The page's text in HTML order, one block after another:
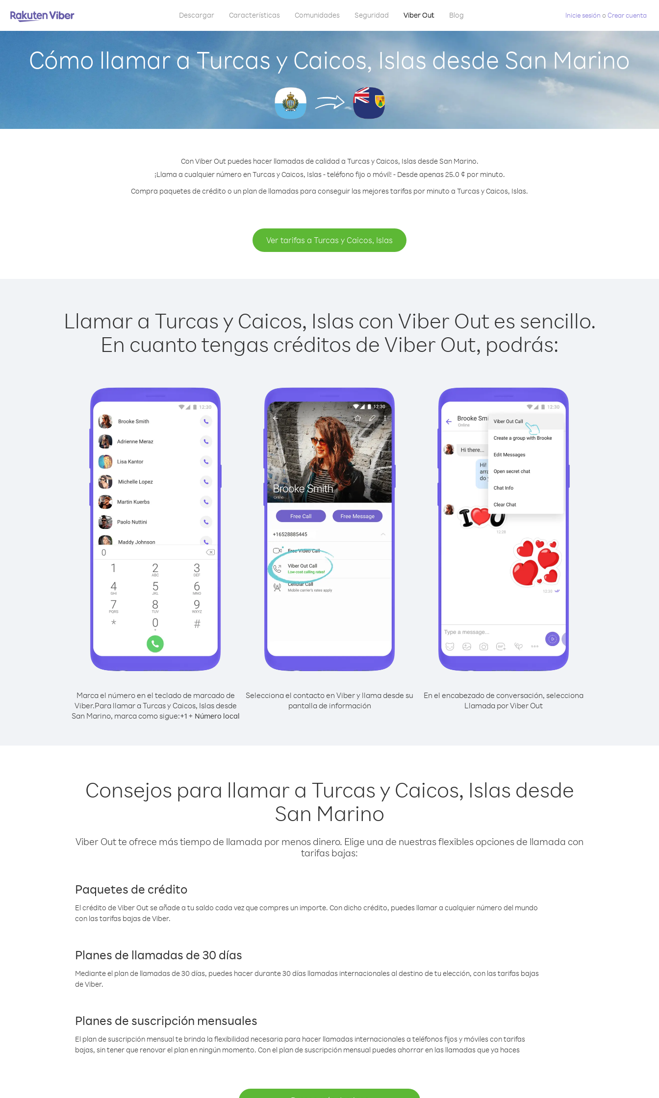
Descargar Características Comunidades Seguridad Viber Out Blog Inicie sesión oCrear cuenta
Cómo llamar a Turcas y Caicos, Islas desde San Marino
Con Viber Out puedes hacer llamadas de calidad a Turcas y Caicos, Islas desde San Marino.
¡Llama a cualquier número en Turcas y Caicos, Islas - teléfono fijo o móvil! - Desde apenas 25.0 ¢ por minuto.
Compra paquetes de crédito o un plan de llamadas para conseguir las mejores tarifas por minuto a Turcas y Caicos, Islas.
Ver tarifas a Turcas y Caicos, Islas
Llamar a Turcas y Caicos, Islas con Viber Out es sencillo.
En cuanto tengas créditos de Viber Out, podrás:
Marca el número en el teclado de marcado de
Viber.Para llamar a Turcas y Caicos, Islas desde
San Marino, marca como sigue:+1+ Número local
Selecciona el contacto en Viber y llama desde su
pantalla de información
En el encabezado de conversación, selecciona
Llamada por Viber Out
Consejos para llamar a Turcas y Caicos, Islas desde
San Marino
Viber Out te ofrece más tiempo de llamada por menos dinero. Elige una de nuestras flexibles opciones de llamada con
tarifas bajas:
Paquetes de crédito
El crédito de Viber Out se añade a tu saldo cada vez que compres un importe. Con dicho crédito, puedes llamar a cualquier número del mundo
con las tarifas bajas de Viber.
Planes de llamadas de 30 días
Mediante el plan de llamadas de 30 días, puedes hacer durante 30 días llamadas internacionales al destino de tu elección, con las tarifas bajas
de Viber.
Planes de suscripción mensuales
El plan de suscripción mensual te brinda la flexibilidad necesaria para hacer llamadas internacionales a teléfonos fijos y móviles con tarifas
bajas, sin tener que renovar el plan en ningún momento. Con el plan de suscripción mensual puedes ahorrar en las llamadas que ya haces